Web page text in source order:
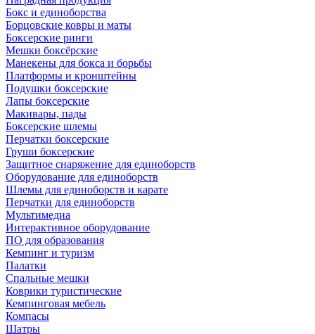
Бокс и единоборства
Борцовские ковры и маты
Боксерские ринги
Мешки боксёрские
Манекены для бокса и борьбы
Платформы и кронштейны
Подушки боксерские
Лапы боксерские
Макивары, пады
Боксерские шлемы
Перчатки боксерские
Груши боксерские
Защитное снаряжение для единоборств
Оборудование для единоборств
Шлемы для единоборств и карате
Перчатки для единоборств
Мультимедиа
Интерактивное оборудование
ПО для образования
Кемпинг и туризм
Палатки
Спальные мешки
Коврики туристические
Кемпинговая мебель
Компасы
Шатры